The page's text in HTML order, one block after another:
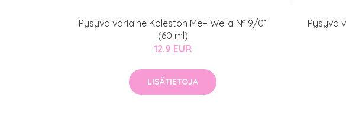
Pysyvä väriaine Koleston Me+ Wella Nº 9/01
(60 ml)
12.9 EUR
LISÄTIETOJA
Pysyvä